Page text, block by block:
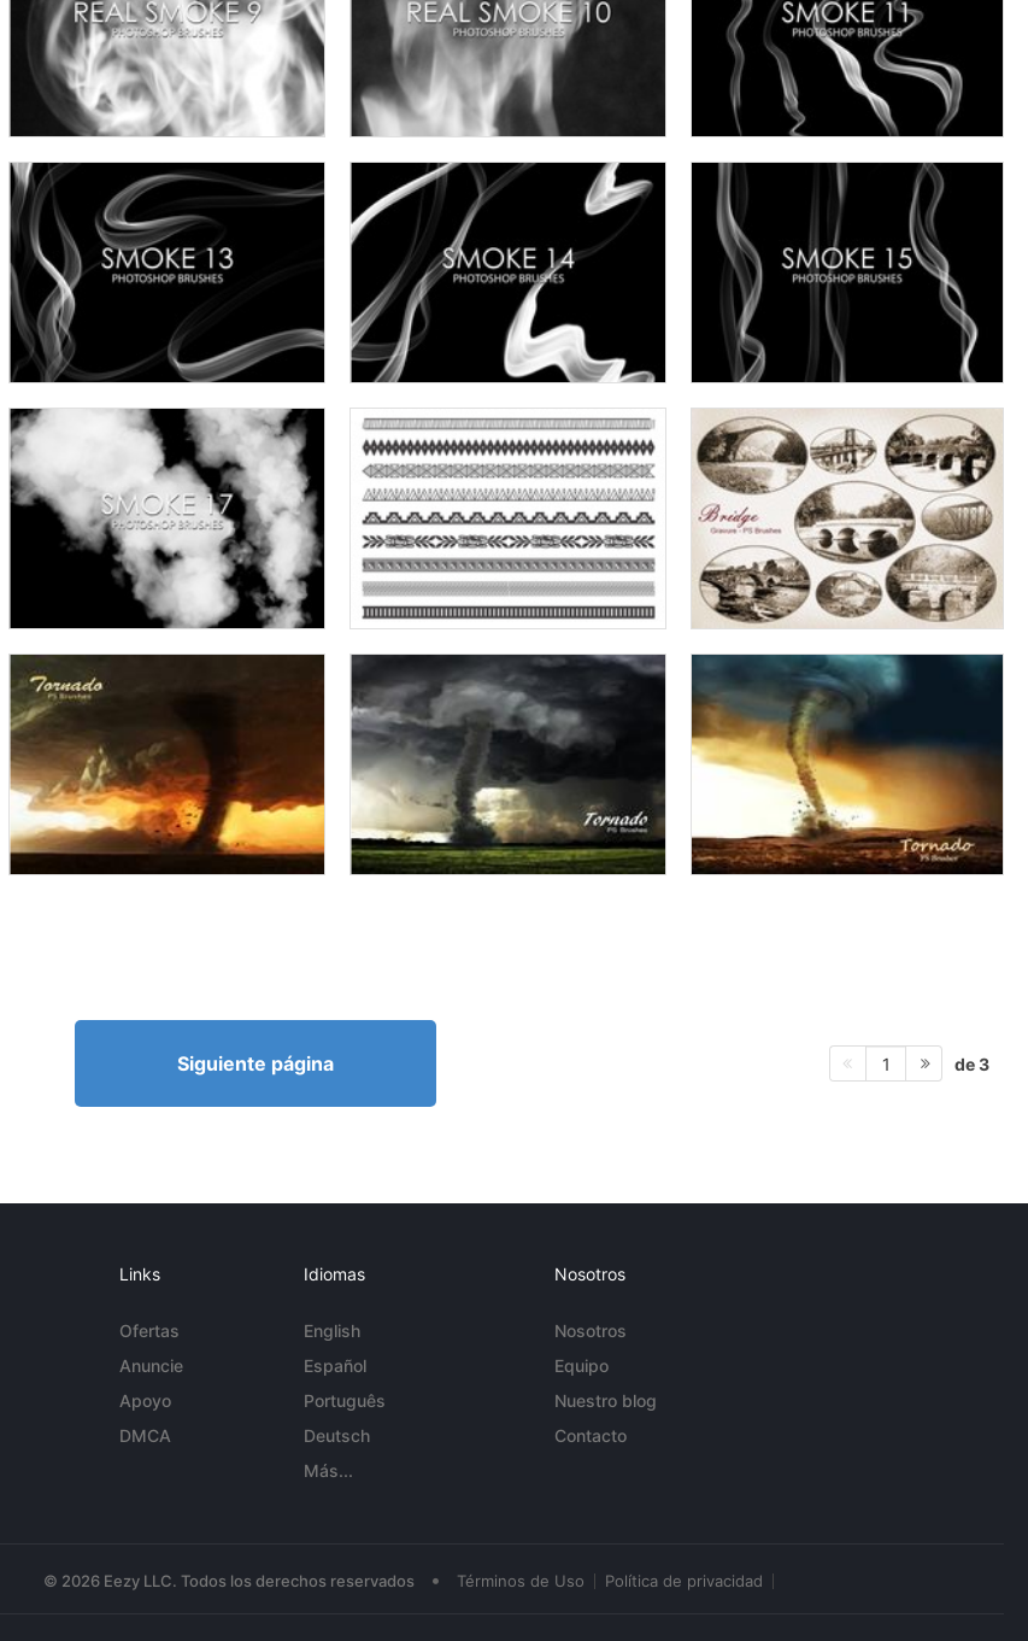
Siguiente página 1 de 3
Links
Ofertas
Anuncie
Apoyo
DMCA
Idiomas
English
Español
Português
Deutsch
Más...
Nosotros
Nosotros
Equipo
Nuestro blog
Contacto
© 2026 Eezy LLC. Todos los derechos reservados • Términos de Uso Política de privacidad